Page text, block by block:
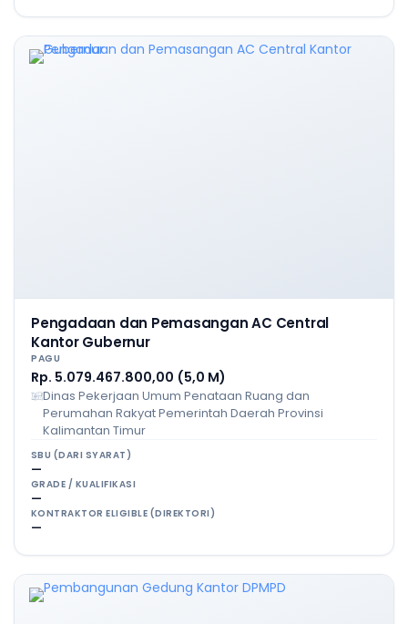
Pengadaan dan Pemasangan AC Central
Kantor Gubernur
PAGU
Rp. 5.079.467.800,00 (5,0 M)
Dinas Pekerjaan Umum Penataan Ruang dan
Perumahan Rakyat Pemerintah Daerah Provinsi
Kalimantan Timur
SBU (DARI SYARAT)
—
GRADE / KUALIFIKASI
—
KONTRAKTOR ELIGIBLE (DIREKTORI)
—